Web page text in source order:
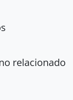
relacionado